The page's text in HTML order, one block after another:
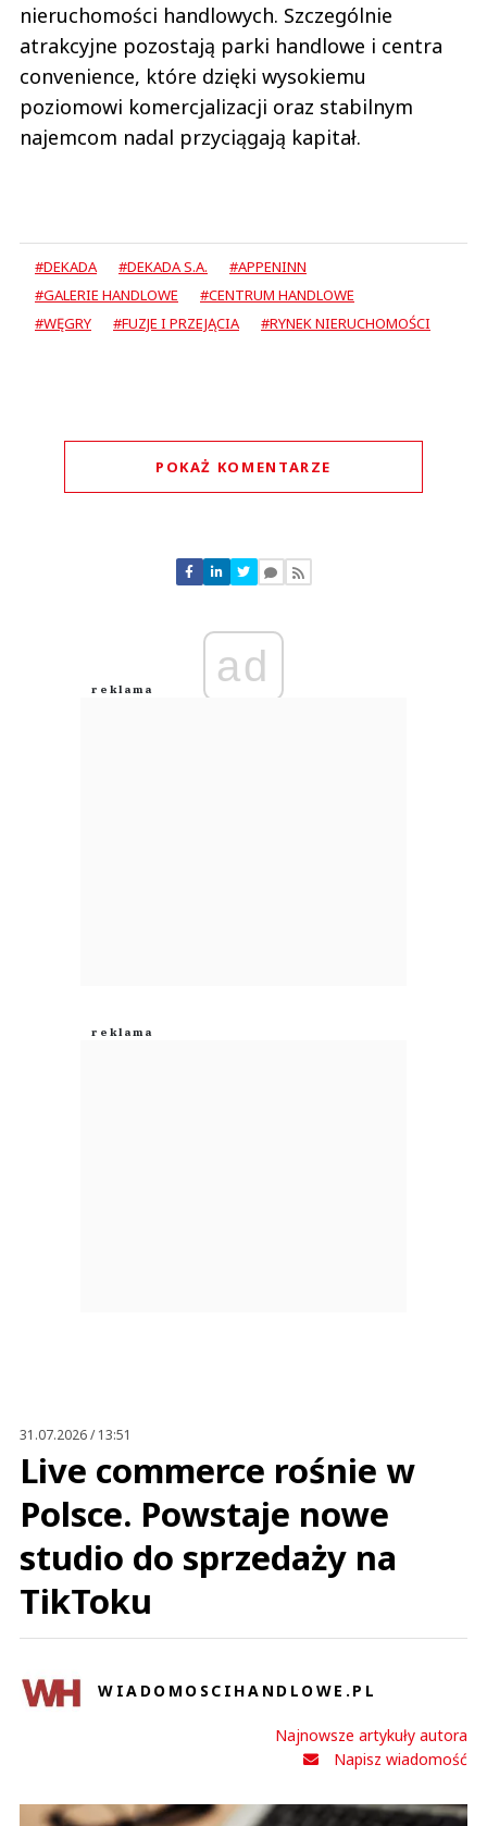
nieruchomości handlowych. Szczególnie
atrakcyjne pozostają parki handlowe i centra
convenience, które dzięki wysokiemu
poziomowi komercjalizacji oraz stabilnym
najemcom nadal przyciągają kapitał.
#DEKADA #DEKADA S.A.
#APPENINN
#GALERIE HANDLOWE
#CENTRUM HANDLOWE
#WĘGRY
#FUZJE I PRZEJĄCIA #RYNEK NIERUCHOMOŚCI
POKAŻ KOMENTARZE
Nie znaleziono komentarzy
Zostaw swoje komentarze
Anuluj
ad
31.07.2026 / 13:51
Live commerce rośnie w
Polsce. Powstaje nowe
studio do sprzedaży na
TikToku
WIADOMOSCIHANDLOWE.PL
Najnowsze artykuły autora
Napisz wiadomość